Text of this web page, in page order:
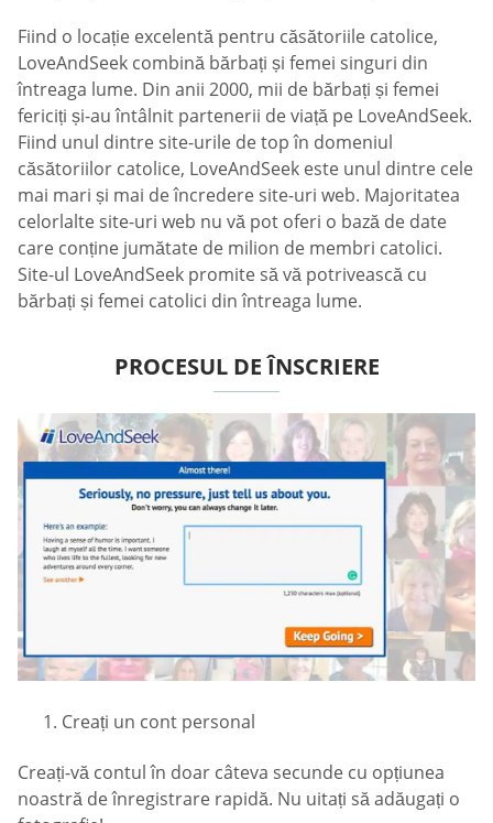
Fiind o locație excelentă pentru căsătoriile catolice,
LoveAndSeek combină bărbați și femei singuri din
întreaga lume. Din anii 2000, mii de bărbați și femei
fericiți și-au întâlnit partenerii de viață pe LoveAndSeek.
Fiind unul dintre site-urile de top în domeniul
căsătoriilor catolice, LoveAndSeek este unul dintre cele
mai mari și mai de încredere site-uri web. Majoritatea
celorlalte site-uri web nu vă pot oferi o bază de date
care conține jumătate de milion de membri catolici.
Site-ul LoveAndSeek promite să vă potrivească cu
bărbați și femei catolici din întreaga lume.
PROCESUL DE ÎNSCRIERE
Creați un cont personal
Creați-vă contul în doar câteva secunde cu opțiunea
noastră de înregistrare rapidă. Nu uitați să adăugați o